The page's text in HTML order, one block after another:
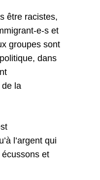
être racistes,
e-s et
groupes sont
dans
de la
l’argent qui
et